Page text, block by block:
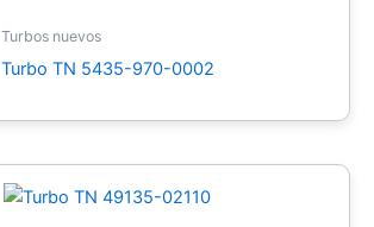
Turbos nuevos
Turbo TN 5435-970-0002